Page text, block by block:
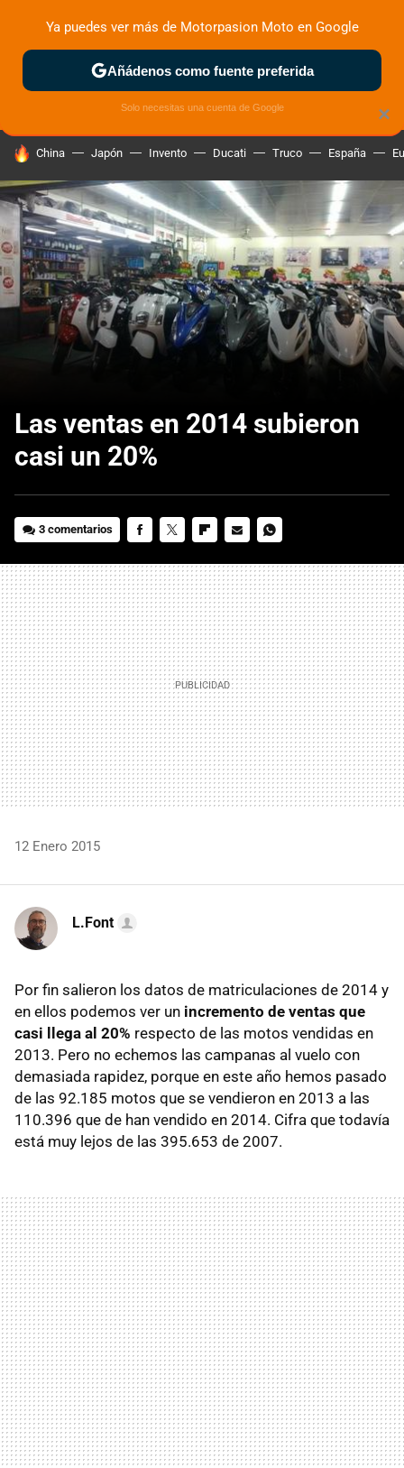
ZONA DE PRUEBAS DEPORTIVAS MOTOS ELÉCTRICAS
HOY SE HABLA DE
China Japón Invento Ducati Truco España
Las ventas en 2014 subieron
casi un 20%
3 comentarios
MAIL
12 Enero 2015
L.Font
Por fin salieron los datos de matriculaciones de 2014 y
en ellos podemos ver un incremento de ventas que
casi llega al 20% respecto de las motos vendidas en
2013. Pero no echemos las campanas al vuelo con
demasiada rapidez, porque en este año hemos pasado
de las 92.185 motos que se vendieron en 2013 a las
110.396 que de han vendido en 2014. Cifra que todavía
está muy lejos de las 395.653 de 2007.
×
Ya puedes ver más de Motorpasion Moto en Google
Añádenos como fuente preferida
Solo necesitas una cuenta de Google